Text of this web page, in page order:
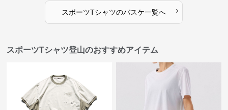
スポーツTシャツのバスケ一覧へ ›
スポーツTシャツ登山のおすすめアイテム